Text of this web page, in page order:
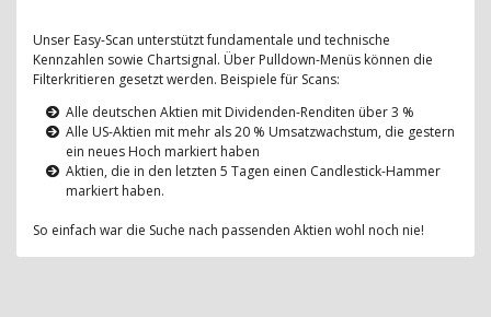
Unser Easy-Scan unterstützt fundamentale und technische
Kennzahlen sowie Chartsignal. Über Pulldown-Menüs können die
Filterkritieren gesetzt werden. Beispiele für Scans:
Alle deutschen Aktien mit Dividenden-Renditen über 3 %
Alle US-Aktien mit mehr als 20 % Umsatzwachstum, die gestern
ein neues Hoch markiert haben
Aktien, die in den letzten 5 Tagen einen Candlestick-Hammer
markiert haben.
So einfach war die Suche nach passenden Aktien wohl noch nie!